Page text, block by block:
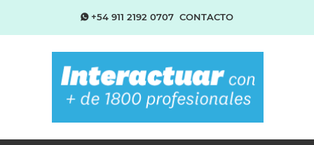
+54 911 2192 0707 CONTACTO